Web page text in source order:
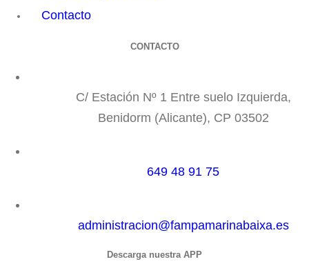
Contacto
CONTACTO
C/ Estación Nº 1 Entre suelo Izquierda,
Benidorm (Alicante), CP 03502
649 48 91 75
administracion@fampamarinabaixa.es
Descarga nuestra APP